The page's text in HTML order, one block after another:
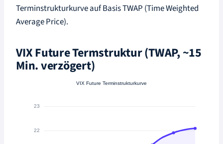
Terminstrukturkurve auf Basis TWAP (Time Weighted
Average Price).
VIX Future Termstruktur (TWAP, ~15
Min. verzögert)